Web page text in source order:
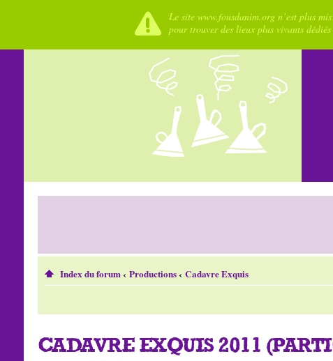
Le site www.fousdanim.org n’est plus
pour trouver des lieux plus vivants
Index du forum‹ Productions‹ Cadavre Exquis
CADAVRE EXQUIS 2011